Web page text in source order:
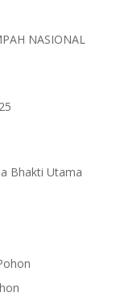
NASIONAL
Bhakti Utama